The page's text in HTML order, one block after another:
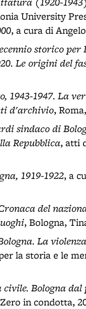
University
, a cura di
storico
Le origini del
1943-1947. La
d'archivio,
sindaco di
Repubblica, atti
1919-1922, a
del
, Bologna,
La
la storia e le
civile. Bologna
in condotta,